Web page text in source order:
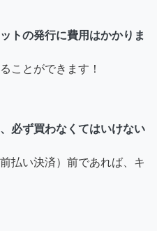
トの発行に費用はかかりま
ことができます！
必ず買わなくてはいけない
払い決済）前であれば、キ